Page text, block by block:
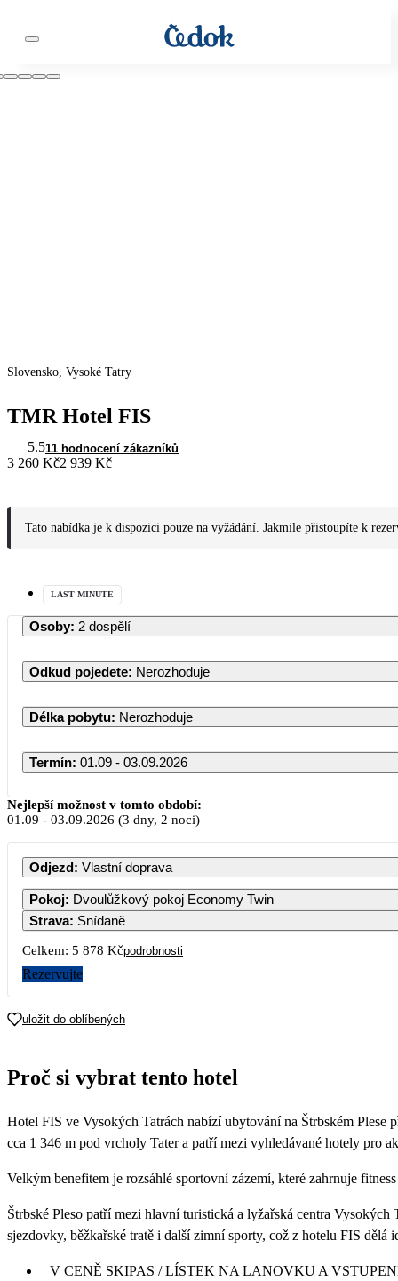
Slovensko, Vysoké Tatry
TMR Hotel FIS
5.511 hodnocení zákazníků
3 260 Kč2 939 Kč
Tato nabídka je k dispozici pouze na vyžádání. Jakmile přistoupíte k
LAST MINUTE
Osoby: 2 dospělí
Odkud pojedete: Nerozhoduje
Délka pobytu: Nerozhoduje
Termín: 01.09 - 03.09.2026
PO ÚT ST
1 2
7 8 9
2 939 2 939 2
Nejlepší možnost v tomto období:
01.09 - 03.09.2026 (3 dny, 2 noci)
Odjezd: Vlastní doprava
Pokoj: Dvoulůžkový pokoj Economy Twin
Strava: Snídaně
Celkem: 5 878 Kčpodrobnosti
Rezervujte
uložit do oblíbených
Proč si vybrat tento hotel
Hotel FIS ve Vysokých Tatrách nabízí ubytování na Štrbském Plese
cca 1 346 m pod vrcholy Tater a patří mezi vyhledávané hotely pro
Velkým benefitem je rozsáhlé sportovní zázemí, které zahrnuje
Štrbské Pleso patří mezi hlavní turistická a lyžařská centra
sjezdovky, běžkařské tratě i další zimní sporty, což z hotelu FIS
V CENĚ SKIPAS / LÍSTEK NA LANOVKU A